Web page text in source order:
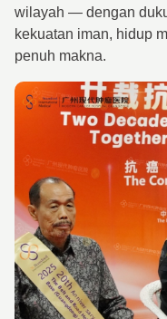
wilayah — dengan
kekuatan iman, hidup
penuh makna.